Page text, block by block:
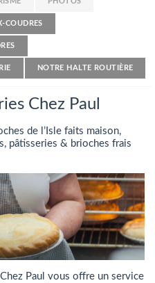
COUDRES
NOTRE HALTE ROUTIÈRE
Chez Paul
de l’Isle faits maison,
pâtisseries & brioches frais
Paul vous offre un service